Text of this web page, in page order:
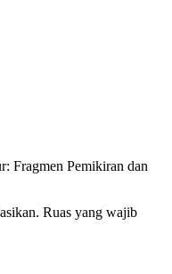
Fragmen Pemikiran dan
Ruas yang wajib